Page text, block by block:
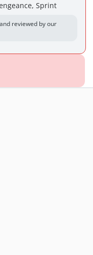
Sprint
reviewed by our